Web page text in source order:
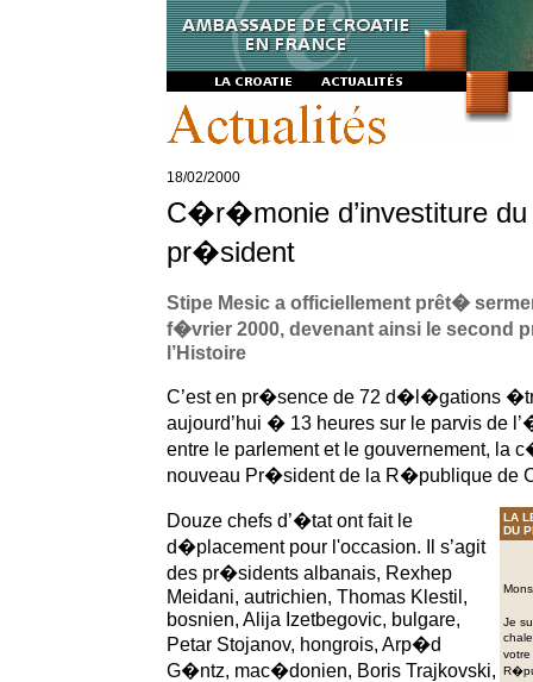
18/02/2000
C�r�monie d’investiture du
pr�sident
Stipe Mesic a officiellement prêt�
f�vrier 2000, devenant ainsi le second
l’Histoire
C’est en pr�sence de 72 d�l�gations
aujourd’hui � 13 heures sur le parvis de
entre le parlement et le gouvernement, la
nouveau Pr�sident de la R�publique de
LA
DU
Je
Douze chefs d’�tat ont fait le
d�placement pour l'occasion. Il s’agit
des pr�sidents albanais, Rexhep
Meidani, autrichien, Thomas Klestil,
bosnien, Alija Izetbegovic, bulgare,
Petar Stojanov, hongrois, Arp�d
G�ntz, mac�donien, Boris Trajkovski,